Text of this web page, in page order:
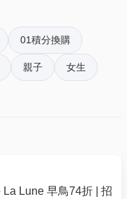
程？你可以預訂
兩人共用一枝手
嘅互動時刻。導
唔會有其他情侶
暗之中嘅甜甜蜜
驗。
01積分換購
親子 女生
Lune 早鳥74折 | 招